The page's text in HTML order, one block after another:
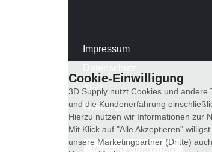
Impressum
AGB
WhatsApp
Cookie-Einwilligung
3D Supply nutzt Cookies und
und die Kundenerfahrung
Hierzu nutzen wir Informationen zur
Mit Klick auf "Alle Akzeptieren"
unsere Marketingpartner (Dritte)